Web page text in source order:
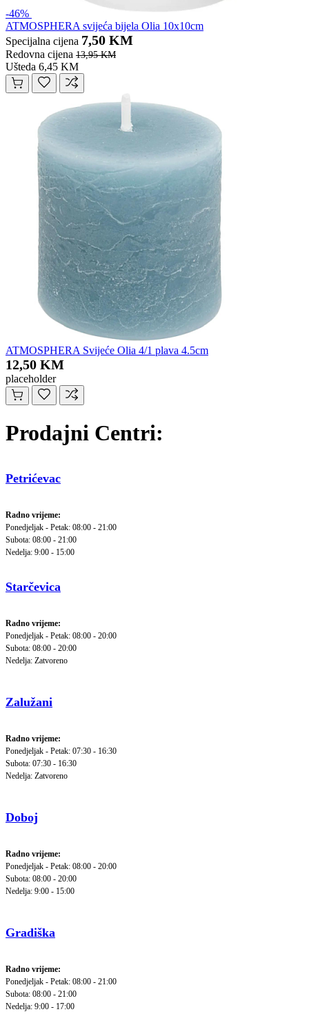
-46%
ATMOSPHERA svijeća bijela Olia 10x10cm
Specijalna cijena 7,50 KM
Redovna cijena 13,95 KM
Ušteda 6,45 KM
ATMOSPHERA Svijeće Olia 4/1 plava 4.5cm
12,50 KM
placeholder
Prodajni Centri:
Petrićevac
Radno vrijeme:
Ponedjeljak - Petak: 08:00 - 21:00
Subota: 08:00 - 21:00
Nedelja: 9:00 - 15:00
Starčevica
Radno vrijeme:
Ponedjeljak - Petak: 08:00 - 20:00
Subota: 08:00 - 20:00
Nedelja: Zatvoreno
Zalužani
Radno vrijeme:
Ponedjeljak - Petak: 07:30 - 16:30
Subota: 07:30 - 16:30
Nedelja: Zatvoreno
Doboj
Radno vrijeme:
Ponedjeljak - Petak: 08:00 - 20:00
Subota: 08:00 - 20:00
Nedelja: 9:00 - 15:00
Gradiška
Radno vrijeme:
Ponedjeljak - Petak: 08:00 - 21:00
Subota: 08:00 - 21:00
Nedelja: 9:00 - 17:00